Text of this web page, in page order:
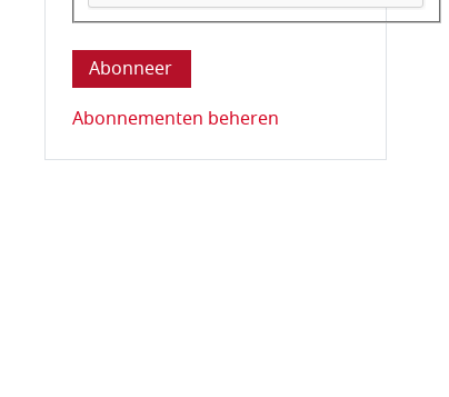
Deze vraag is om te controleren dat u
Abonnementen beheren